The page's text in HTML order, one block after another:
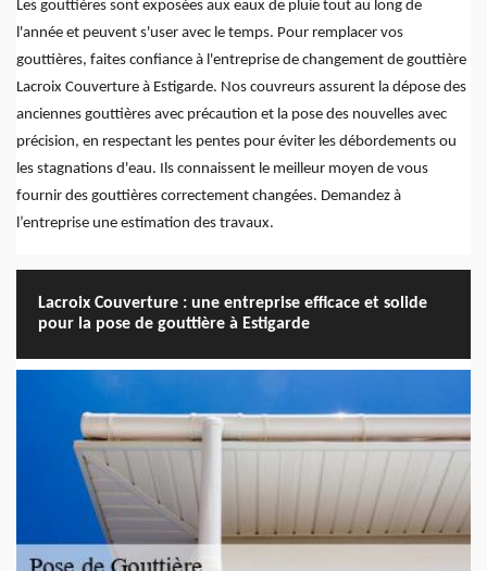
Les gouttières sont exposées aux eaux de pluie tout au long de
l'année et peuvent s'user avec le temps. Pour remplacer vos
gouttières, faites confiance à l'entreprise de changement de gouttière
Lacroix Couverture à Estigarde. Nos couvreurs assurent la dépose des
anciennes gouttières avec précaution et la pose des nouvelles avec
précision, en respectant les pentes pour éviter les débordements ou
les stagnations d'eau. Ils connaissent le meilleur moyen de vous
fournir des gouttières correctement changées. Demandez à
l’entreprise une estimation des travaux.
Lacroix Couverture : une entreprise efficace et solide
pour la pose de gouttière à Estigarde